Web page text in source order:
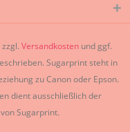
Versandkosten und ggf.
Sugarprint steht in
zu Canon oder Epson.
dient ausschließlich der
Sugarprint.